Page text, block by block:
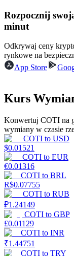
Mocna Świnka
Stawianie
Wysokie zyski
Rozpocznij
minut
Odkrywaj ceny
rynkowe na
App Store
Kurs
Konwertuj COTI na
wymiany w czasie
COTI to USD
$0.01521
COTI to EUR
€0.01316
COTI to BRL
R$0.07755
COTI to RUB
₽1.24149
COTI to GBP
£0.01129
COTI to INR
₹1.44751
COTI to TRY